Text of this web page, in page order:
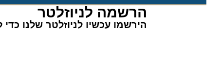
הרשמה לניוזלטר​
הירשמו עכשיו לניוזלטר שלנו כדי